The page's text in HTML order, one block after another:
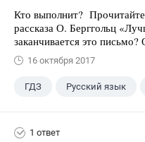
Кто выполнит?
рассказа О. Берггольц
заканчивается это
16 октября 2017
ГДЗ Русский язык
1 ответ